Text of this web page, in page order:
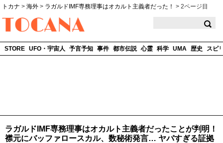
トカナ > 海外 > ラガルドIMF専務理事はオカルト主義者だった！ > 2ページ目
STORE UFO・宇宙人 予言予知 事件 都市伝説 心霊 科学 UMA 歴史 スピ
ラガルドIMF専務理事はオカルト主義者だったことが判明！
襟元にバッファロースカル、数秘術発言… ヤバすぎる証拠